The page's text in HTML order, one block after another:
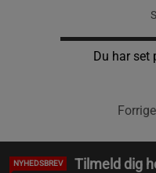
Du har set
Forrige
NYHEDSBREV Tilmeld dig